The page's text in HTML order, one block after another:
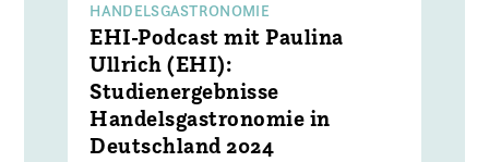
HANDELSGASTRONOMIE
EHI-Podcast mit Paulina
Ullrich (EHI):
Studienergebnisse
Handelsgastronomie in
Deutschland 2024